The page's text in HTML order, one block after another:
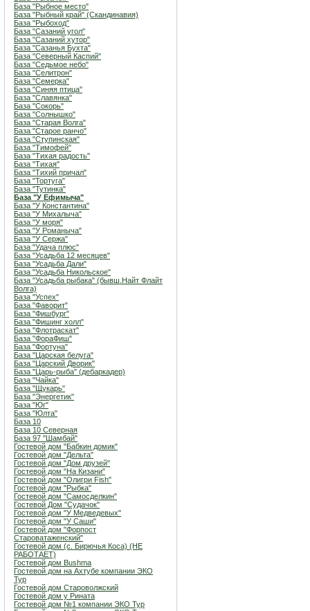
База "Рыбное место"
База "Рыбный край" (Скандинавия)
База "Рыбоход"
База "Сазаний угол"
База "Сазаний хутор"
База "Сазанья Бухта"
База "Северный Каспий"
База "Седьмое небо"
База "Селитрон"
База "Семерка"
База "Синяя птица"
База "Славянка"
База "Сокорь"
База "Солнышко"
База "Старая Волга"
База "Старое ранчо"
База "Ступинская"
База "Тимофей"
База "Тихая радость"
База "Тихая"
База "Тихий причал"
База "Тортуга"
База "Тутинка"
База "У Ефимыча"
База "У Константина"
База "У Михалыча"
База "У моря"
База "У Романыча"
База "У Сержа"
База "Удача плюс"
База "Усадьба 12 месяцев"
База "Усадьба Дали"
База "Усадьба Никольское"
База "Усадьба рыбака" (бывш.Найт Флайт
Волга)
База "Успех"
База "Фаворит"
База "Фишбург"
База "Фишинг холл"
База "Флотраскат"
База "ФораФиш"
База "Фортуна"
База "Царская белуга"
База "Царский Дворик"
База "Царь-рыба" (дебаркадер)
База "Чайка"
База "Щукарь"
База "Энергетик"
База "Юг"
База "Юлта"
База 10
База 10 Северная
База 97 "Шамбай"
Гостевой дом "Бабкин домик"
Гостевой дом "Дельта"
Гостевой дом "Дом друзей"
Гостевой дом "На Кизани"
Гостевой дом "Олигри Fish"
Гостевой дом "Рыбка"
Гостевой дом "Самосделкин"
Гостевой Дом "Судачок"
Гостевой дом "У Медведевых"
Гостевой дом "У Саши"
Гостевой дом "Форпост
Староватаженский"
Гостевой дом (с. Бирючья Коса) (НЕ
РАБОТАЕТ)
Гостевой дом Bushma
Гостевой дом на Ахтубе компании ЭКО
Тур
Гостевой дом Староволжский
Гостевой дом у Рината
Гостевой дом №1 компании ЭКО Тур